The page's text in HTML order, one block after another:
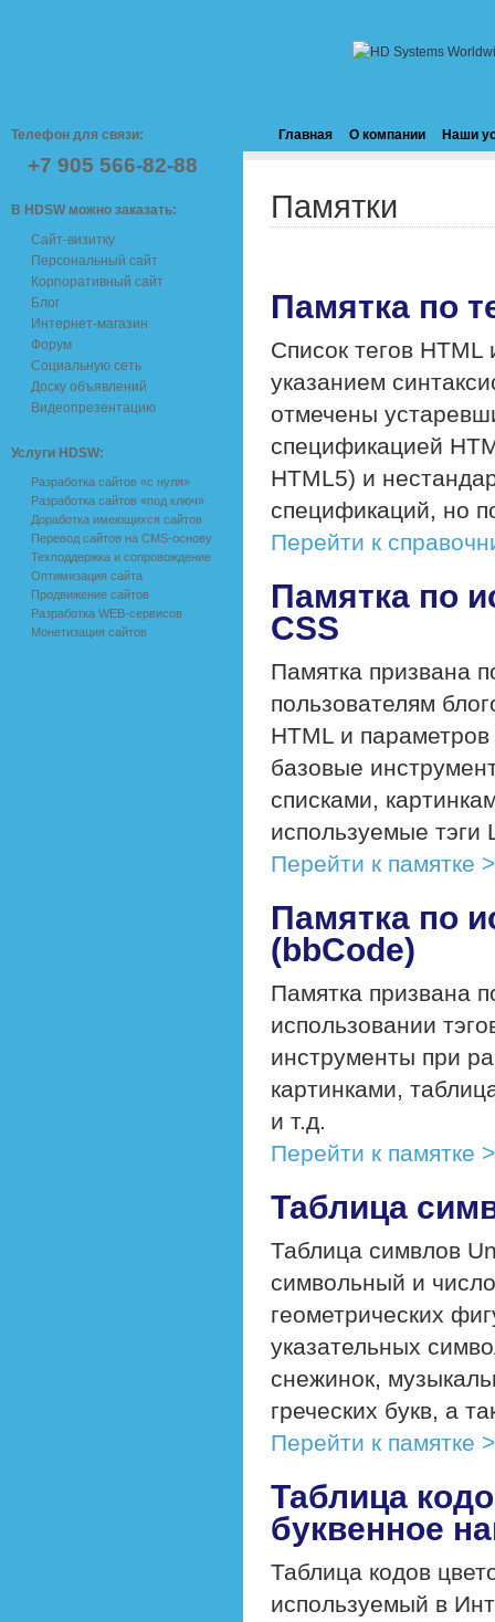
Телефон для связи:
+7 905 566-82-88
В HDSW можно заказать:
Сайт-визитку
Персональный сайт
Корпоративный сайт
Блог
Интернет-магазин
Форум
Социальную сеть
Доску объявлений
Видеопрезентацию
Услуги HDSW:
Разработка сайтов «с нуля»
Разработка сайтов «под ключ»
Доработка имеющихся сайтов
Перевод сайтов на CMS-основу
Техподдержка и сопровождение
Оптимизация сайта
Продвижение сайтов
Разработка WEB-сервисов
Монетизация сайтов
Главная О компании Наши
Памятки
Памятка по
Список тегов
указанием
отмечены
спецификацией
HTML5) и
спецификаций, но
Перейти к
Памятка по
CSS
Памятка призвана
пользователям
HTML и
базовые
списками,
используемые тэги
Перейти к памятке
Памятка по
(bbCode)
Памятка призвана
использовании
инструменты при
картинками,
и т.д.
Перейти к памятке
Таблица
Таблица симвлов
символьный и
геометрических
указательных
снежинок,
греческих букв, а
Перейти к памятке
Таблица
буквенное
Таблица кодов
используемый в